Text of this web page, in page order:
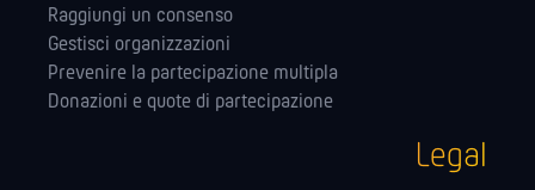
Raggiungi un consenso
Gestisci organizzazioni
Prevenire la partecipazione multipla
Donazioni e quote di partecipazione
Legal